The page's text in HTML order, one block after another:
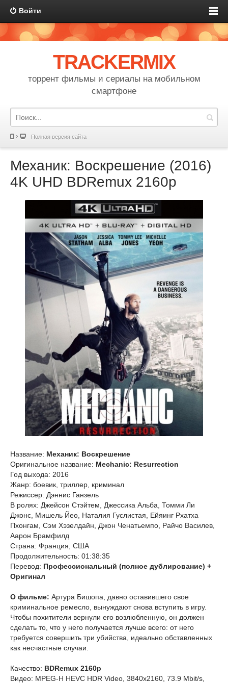
Войти
TRACKERMIX
торрент фильмы и сериалы на мобильном
смартфоне
Полная версия сайта
Механик: Воскрешение (2016)
4K UHD BDRemux 2160p
Название: Механик: Воскрешение
Оригинальное название: Mechanic: Resurrection
Год выхода: 2016
Жанр: боевик, триллер, криминал
Режиссер: Дэннис Ганзель
В ролях: Джейсон Стэйтем, Джессика Альба, Томми Ли
Джонс, Мишель Йео, Наталия Гуслистая, Ейяинг Рхатха
Пхонгам, Сэм Хэзелдайн, Джон Ченатьемпо, Райчо Василев,
Аарон Брамфилд
Страна: Франция, США
Продолжительность: 01:38:35
Перевод: Профессиональный (полное дублирование) +
Оригинал
О фильме: Артура Бишопа, давно оставившего свое
криминальное ремесло, вынуждают снова вступить в игру.
Чтобы похитители вернули его возлюбленную, он должен
сделать то, что у него получается лучше всего: от него
требуется совершить три убийства, идеально обставленных
как несчастные случаи.
Качество: BDRemux 2160p
Видео: MPEG-H HEVC HDR Video, 3840x2160, 73.9 Mbit/s,